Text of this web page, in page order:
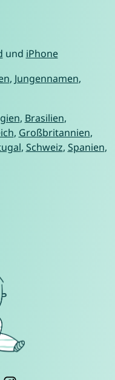
und iPhone
, Jungennamen,
, Brasilien,
, Großbritannien,
, Schweiz, Spanien,